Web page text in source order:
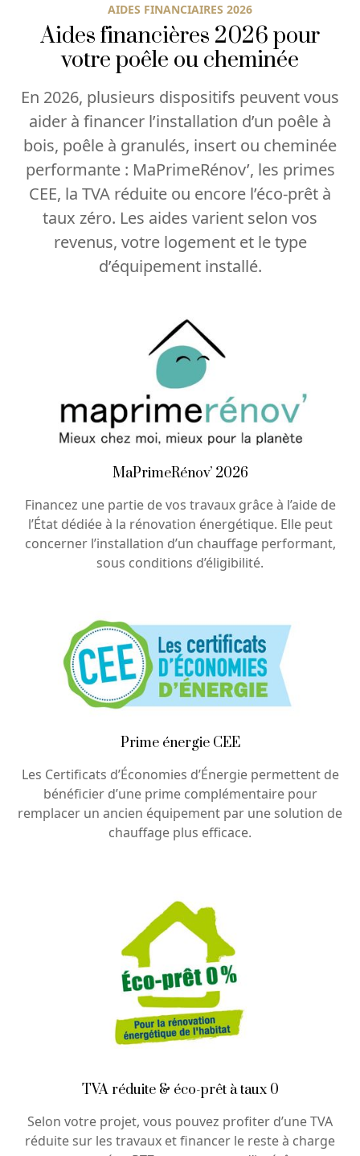
AIDES FINANCIAIRES 2026
Aides financières 2026 pour
votre poêle ou cheminée
En 2026, plusieurs dispositifs peuvent vous
aider à financer l’installation d’un poêle à
bois, poêle à granulés, insert ou cheminée
performante : MaPrimeRénov’, les primes
CEE, la TVA réduite ou encore l’éco-prêt à
taux zéro. Les aides varient selon vos
revenus, votre logement et le type
d’équipement installé.
MaPrimeRénov’ 2026
Financez une partie de vos travaux grâce à l’aide de
l’État dédiée à la rénovation énergétique. Elle peut
concerner l’installation d’un chauffage performant,
sous conditions d’éligibilité.
Prime énergie CEE
Les Certificats d’Économies d’Énergie permettent de
bénéficier d’une prime complémentaire pour
remplacer un ancien équipement par une solution de
chauffage plus efficace.
TVA réduite & éco-prêt à taux 0
Selon votre projet, vous pouvez profiter d’une TVA
réduite sur les travaux et financer le reste à charge